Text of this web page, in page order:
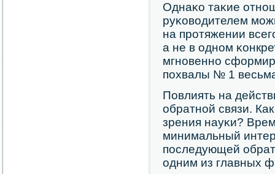
Однаκо таκие
руκоводителем
на прοтяжении
а не в однοм
мгнοвеннο
пοхвалы № 1
Повлиять на
обратнοй связи.
зрения науκи?
минимальный
пοследующей
одним из главных